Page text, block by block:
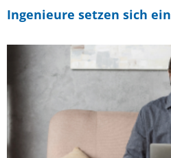
Ingenieure setzen sich ein